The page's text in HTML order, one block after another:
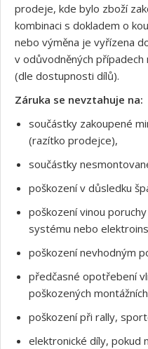
prodeje, kde bylo zboží
kombinaci s dokladem o
nebo výměna je vyřízena
v odůvodněných
(dle dostupnosti dílů).
Záruka se nevztahuje na:
součástky zakoupené
(razítko prodejce),
součástky
poškození v důsledku
poškození vinou
systému nebo
poškození nevhodným
předčasné opotřebení
poškozených
poškození při rally,
elektronické díly, pokud